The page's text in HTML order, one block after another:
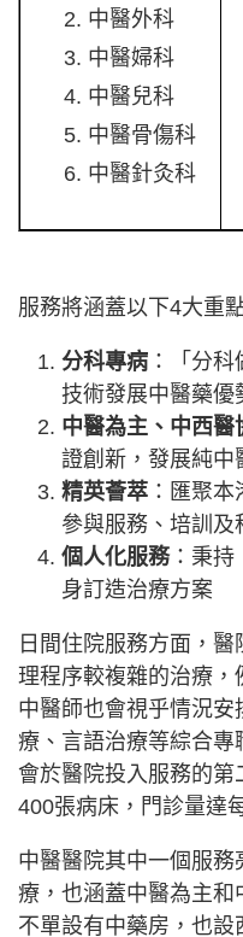
中醫外科
中醫婦科
中醫兒科
中醫骨傷科
中醫針灸科
服務將涵蓋以下4大重
分科專病 ：「分
技術發展中醫藥優
中醫為主、中西醫
證創新，發展純中
精英薈萃 ：匯聚
參與服務、培訓及
個人化服務：秉持
身訂造治療方案
日間住院服務方面，
理程序較複雜的治療，
中醫師也會視乎情況
療、言語治療等綜合專
會於醫院投入服務的第
400張病床，門診量達
中醫醫院其中一個服
療，也涵蓋中醫為主
不單設有中藥房，也